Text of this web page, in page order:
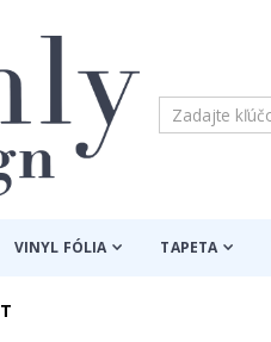
VINYL FÓLIA TAPETA